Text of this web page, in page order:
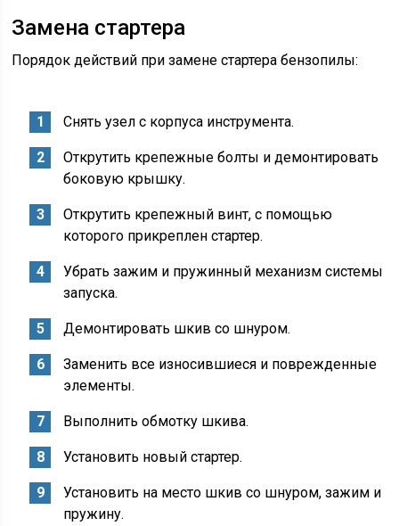
Замена стартера
Порядок действий при замене стартера бензопилы:
Снять узел с корпуса инструмента.
Открутить крепежные болты и демонтировать
боковую крышку.
Открутить крепежный винт, с помощью
которого прикреплен стартер.
Убрать зажим и пружинный механизм системы
запуска.
Демонтировать шкив со шнуром.
Заменить все износившиеся и поврежденные
элементы.
Выполнить обмотку шкива.
Установить новый стартер.
Установить на место шкив со шнуром, зажим и
пружину.